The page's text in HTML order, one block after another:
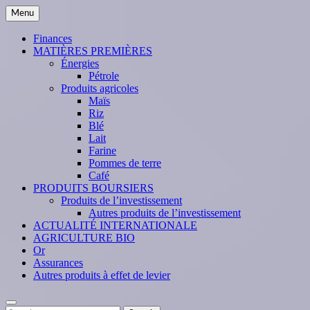
Skip
to
content
Menu
Finances
MATIÈRES PREMIÈRES
Énergies
Pétrole
Produits agricoles
Maïs
Riz
Blé
Lait
Farine
Pommes de terre
Café
PRODUITS BOURSIERS
Produits de l’investissement
Autres produits de l’investissement
ACTUALITÉ INTERNATIONALE
AGRICULTURE BIO
Or
Assurances
Autres produits à effet de levier
Search